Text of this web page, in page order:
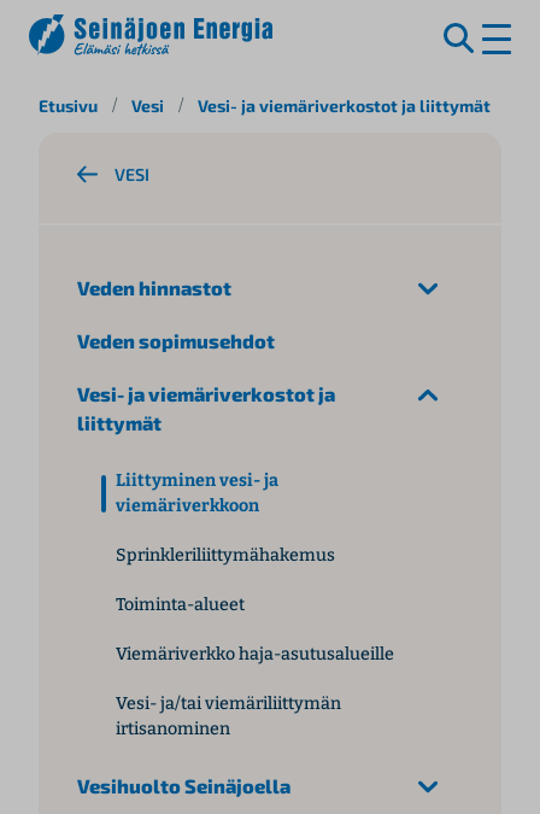
Etusivu / Vesi / Vesi- ja viemäriverkostot ja liittymät
VESI
Veden hinnastot
Veden sopimusehdot
Vesi- ja viemäriverkostot ja
liittymät
Liittyminen vesi- ja
viemäriverkkoon
Sprinkleriliittymähakemus
Toiminta-alueet
Viemäriverkko haja-asutusalueille
Vesi- ja/tai viemäriliittymän
irtisanominen
Vesihuolto Seinäjoella